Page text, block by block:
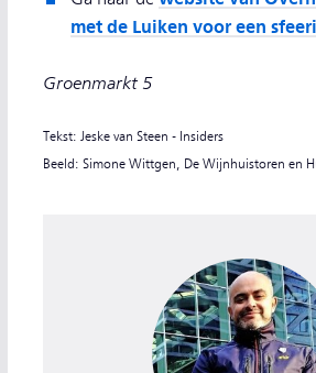
met de Luiken voor een
Groenmarkt 5
Tekst: Jeske van Steen - Insiders
Beeld: Simone Wittgen, De Wijnhuistoren en
Tip van local hero Willem